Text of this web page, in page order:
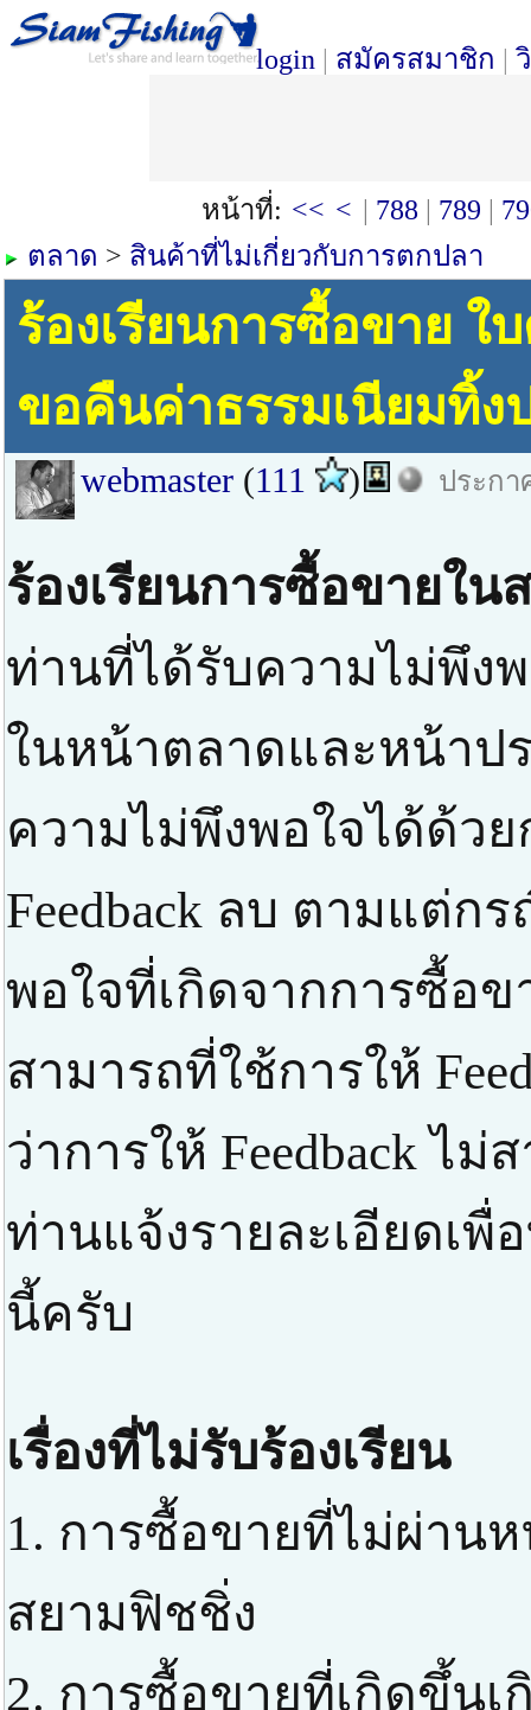
login | สมัครสมาชิก |
หน้าที่: << < | 788 | 789 |
ตลาด > สินค้าที่ไม่เกี่ยวกับการตกปลา
ร้องเรียนการซื้อขาย ใ
ขอคืนค่าธรรมเนียมทิ้ง
webmaster (111 ) ประกา
ร้องเรียนการซื้อขายใน
ท่านที่ได้รับความไม่พึง
ในหน้าตลาดและหน้าป
ความไม่พึงพอใจได้ด้วย
Feedback ลบ ตามแต่ก
พอใจที่เกิดจากการซื้อ
สามารถที่ใช้การให้
ว่าการให้ Feedback ไ
ท่านแจ้งรายละเอียดเพื่
นี้ครับ
เรื่องที่ไม่รับร้องเรียน
1. การซื้อขายที่ไม่ผ่าน
สยามฟิชชิ่ง
2. การซื้อขายที่เกิดขึ้นเ